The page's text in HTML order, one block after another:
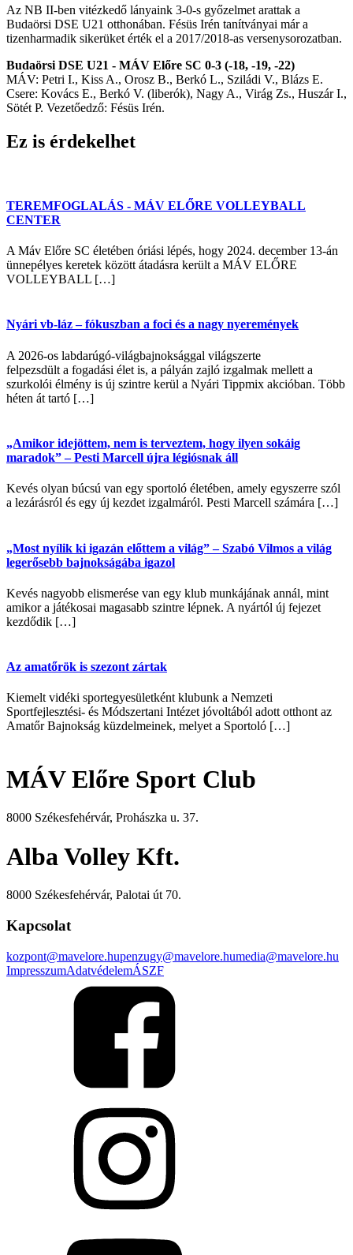
Az NB II-ben vitézkedő lányaink 3-0-s győzelmet arattak a
Budaörsi DSE U21 otthonában. Fésüs Irén tanítványai már a
tizenharmadik sikerüket érték el a 2017/2018-as versenysorozatban.
Budaörsi DSE U21 - MÁV Előre SC 0-3 (-18, -19, -22)
MÁV: Petri I., Kiss A., Orosz B., Berkó L., Sziládi V., Blázs E.
Csere: Kovács E., Berkó V. (liberók), Nagy A., Virág Zs., Huszár I.,
Sötét P. Vezetőedző: Fésüs Irén.
Ez is érdekelhet
TEREMFOGLALÁS - MÁV ELŐRE VOLLEYBALL
CENTER
A Máv Előre SC életében óriási lépés, hogy 2024. december 13-án
ünnepélyes keretek között átadásra került a MÁV ELŐRE
VOLLEYBALL […]
Nyári vb-láz – fókuszban a foci és a nagy nyeremények
A 2026-os labdarúgó-világbajnoksággal világszerte
felpezsdült a fogadási élet is, a pályán zajló izgalmak mellett a
szurkolói élmény is új szintre kerül a Nyári Tippmix akcióban. Több
héten át tartó […]
„Amikor idejöttem, nem is terveztem, hogy ilyen sokáig
maradok” – Pesti Marcell újra légiósnak áll
Kevés olyan búcsú van egy sportoló életében, amely egyszerre szól
a lezárásról és egy új kezdet izgalmáról. Pesti Marcell számára […]
„Most nyílik ki igazán előttem a világ” – Szabó Vilmos a világ
legerősebb bajnokságába igazol
Kevés nagyobb elismerése van egy klub munkájának annál, mint
amikor a játékosai magasabb szintre lépnek. A nyártól új fejezet
kezdődik […]
Az amatőrök is szezont zártak
Kiemelt vidéki sportegyesületként klubunk a Nemzeti
Sportfejlesztési- és Módszertani Intézet jóvoltából adott otthont az
Amatőr Bajnokság küzdelmeinek, melyet a Sportoló […]
MÁV Előre Sport Club
8000 Székesfehérvár, Prohászka u. 37.
Alba Volley Kft.
8000 Székesfehérvár, Palotai út 70.
Kapcsolat
kozpont@mavelore.hupenzugy@mavelore.humedia@mavelore.hu
ImpresszumAdatvédelemÁSZF